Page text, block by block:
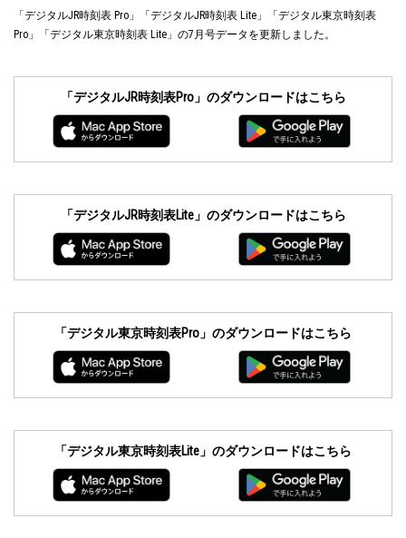
「デジタルJR時刻表 Pro」「デジタルJR時刻表 Lite」「デジタル東京時刻表
Pro」「デジタル東京時刻表 Lite」の7月号データを更新しました。
「デジタルJR時刻表Pro」のダウンロードはこちら
「デジタルJR時刻表Lite」のダウンロードはこちら
「デジタル東京時刻表Pro」のダウンロードはこちら
「デジタル東京時刻表Lite」のダウンロードはこちら